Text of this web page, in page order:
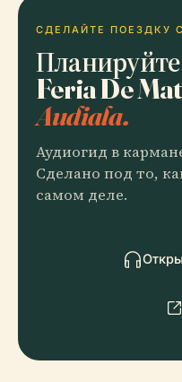
СДЕЛАЙТЕ ПОЕЗДКУ
Feria De
Audiala.
Аудиогид в
Сделано под то,
самом деле.